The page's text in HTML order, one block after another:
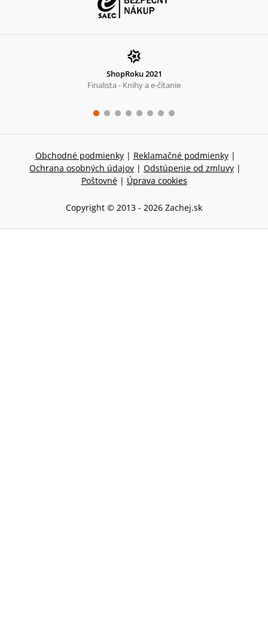
ShopRoku 2021
Finalista - Knihy a e-čítanie
Obchodné podmienky | Reklamačné podmienky |
Ochrana osobných údajov | Odstúpenie od zmluvy |
Poštovné | Úprava cookies
Copyright © 2013 - 2026 Zachej.sk